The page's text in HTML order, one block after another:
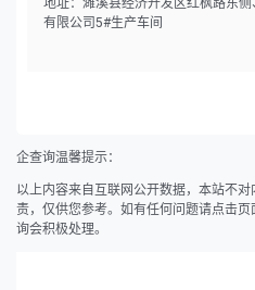
地址：濉溪县经济开发区红枫路东
有限公司5#生产车间
企查询温馨提示：
以上内容来自互联网公开数据，本站不
责，仅供您参考。如有任何问题请点击
询会积极处理。